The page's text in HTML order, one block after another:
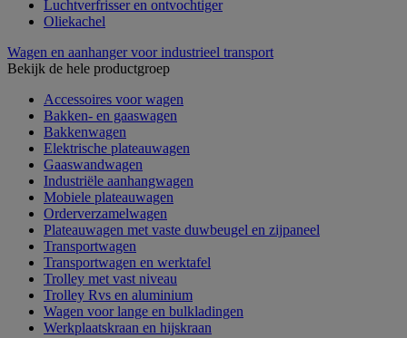
Luchtverfrisser en ontvochtiger
Oliekachel
Wagen en aanhanger voor industrieel transport
Bekijk de hele productgroep
Accessoires voor wagen
Bakken- en gaaswagen
Bakkenwagen
Elektrische plateauwagen
Gaaswandwagen
Industriële aanhangwagen
Mobiele plateauwagen
Orderverzamelwagen
Plateauwagen met vaste duwbeugel en zijpaneel
Transportwagen
Transportwagen en werktafel
Trolley met vast niveau
Trolley Rvs en aluminium
Wagen voor lange en bulkladingen
Werkplaatskraan en hijskraan